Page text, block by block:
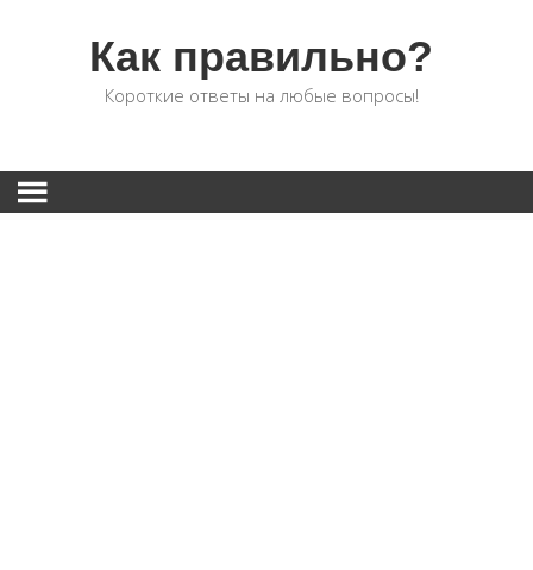
Как правильно?
Короткие ответы на любые вопросы!